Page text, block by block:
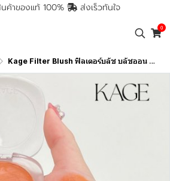
ค้าของแท้ 100% ส่งเร็วทันใจ
0
Kage Filter Blush ฟิลเตอร์บลัช บลัชออน เข้ากับทุกเฉดผิว